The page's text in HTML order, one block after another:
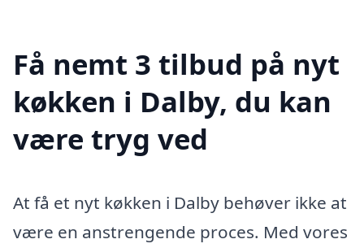
Få nemt 3 tilbud på nyt
køkken i Dalby, du kan
være tryg ved
At få et nyt køkken i Dalby behøver ikke at
være en anstrengende proces. Med vores